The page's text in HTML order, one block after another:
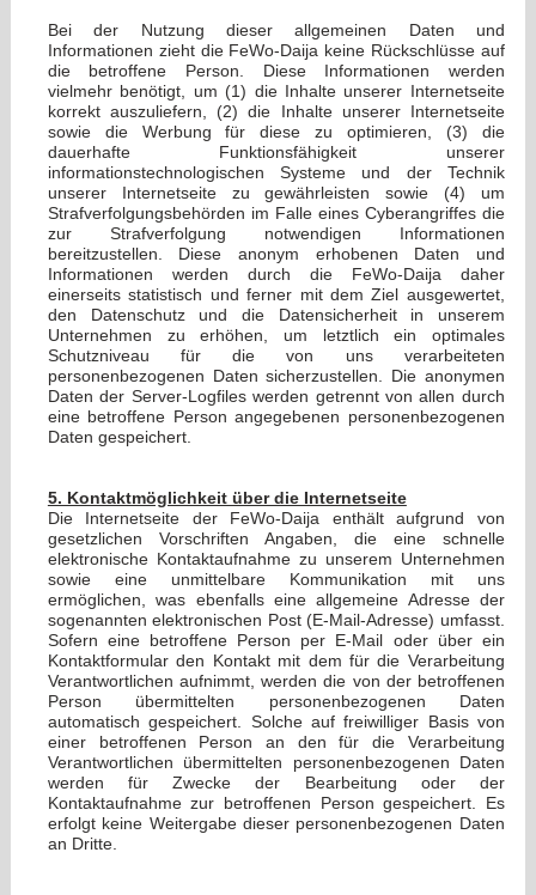
Bei der Nutzung dieser allgemeinen Daten und
Informationen zieht die FeWo-Daija keine Rückschlüsse auf
die betroffene Person. Diese Informationen werden
vielmehr benötigt, um (1) die Inhalte unserer Internetseite
korrekt auszuliefern, (2) die Inhalte unserer Internetseite
sowie die Werbung für diese zu optimieren, (3) die
dauerhafte Funktionsfähigkeit unserer
informationstechnologischen Systeme und der Technik
unserer Internetseite zu gewährleisten sowie (4) um
Strafverfolgungsbehörden im Falle eines Cyberangriffes die
zur Strafverfolgung notwendigen Informationen
bereitzustellen. Diese anonym erhobenen Daten und
Informationen werden durch die FeWo-Daija daher
einerseits statistisch und ferner mit dem Ziel ausgewertet,
den Datenschutz und die Datensicherheit in unserem
Unternehmen zu erhöhen, um letztlich ein optimales
Schutzniveau für die von uns verarbeiteten
personenbezogenen Daten sicherzustellen. Die anonymen
Daten der Server-Logfiles werden getrennt von allen durch
eine betroffene Person angegebenen personenbezogenen
Daten gespeichert.
5. Kontaktmöglichkeit über die Internetseite
Die Internetseite der FeWo-Daija enthält aufgrund von
gesetzlichen Vorschriften Angaben, die eine schnelle
elektronische Kontaktaufnahme zu unserem Unternehmen
sowie eine unmittelbare Kommunikation mit uns
ermöglichen, was ebenfalls eine allgemeine Adresse der
sogenannten elektronischen Post (E-Mail-Adresse) umfasst.
Sofern eine betroffene Person per E-Mail oder über ein
Kontaktformular den Kontakt mit dem für die Verarbeitung
Verantwortlichen aufnimmt, werden die von der betroffenen
Person übermittelten personenbezogenen Daten
automatisch gespeichert. Solche auf freiwilliger Basis von
einer betroffenen Person an den für die Verarbeitung
Verantwortlichen übermittelten personenbezogenen Daten
werden für Zwecke der Bearbeitung oder der
Kontaktaufnahme zur betroffenen Person gespeichert. Es
erfolgt keine Weitergabe dieser personenbezogenen Daten
an Dritte.